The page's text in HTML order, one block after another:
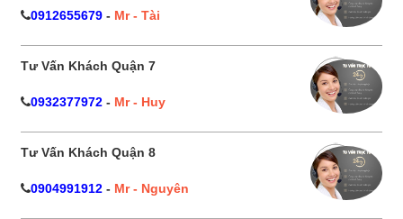
0912655679 - Mr - Tài
Tư Vấn Khách Quận 7
0932377972 - Mr - Huy
Tư Vấn Khách Quận 8
0904991912 - Mr - Nguyên